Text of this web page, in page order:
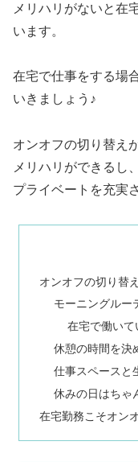
メリハリがないと在
います。
在宅で仕事をする場
いきましょう♪
オンオフの切り替え
メリハリができるし、
プライベートを充実
オンオフの切り替
モーニングルー
在宅で働いて
休憩の時間を決
仕事スペースと
休みの日はちゃ
在宅勤務こそオン